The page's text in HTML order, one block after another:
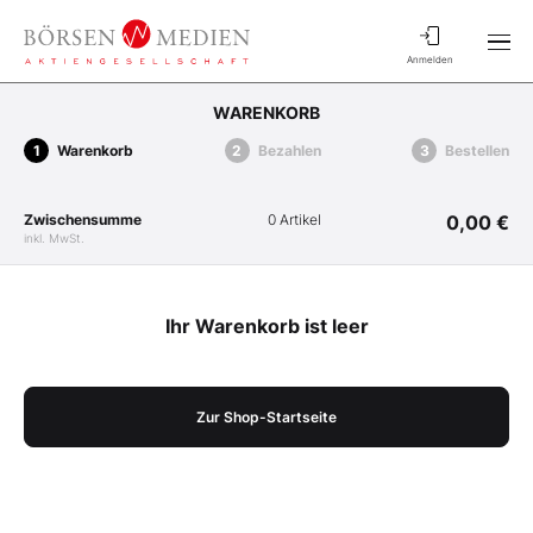
Anmelden
WARENKORB
Warenkorb Bezahlen Bestellen
Zwischensumme
inkl. MwSt.
0 Artikel 0,00 €
Ihr Warenkorb ist leer
Zur Shop-Startseite